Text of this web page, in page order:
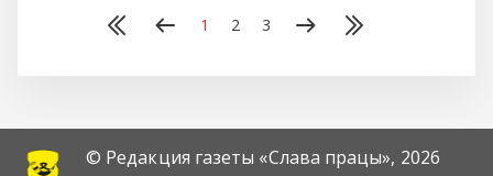
заботятся о пациентах, спасают жизни и
возвращают людям надежду.
1 2 3
© Редакция газеты «Слава працы», 2026